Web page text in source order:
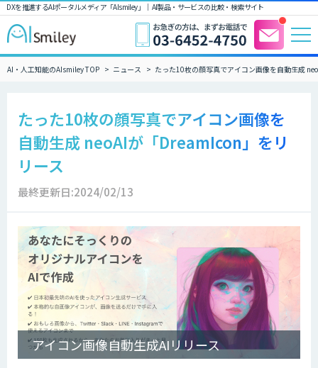
DXを推進するAIポータルメディア「AIsmiley」｜ AI製品・サービスの比較・検索サイト
AI・人工知能のAIsmiley TOP ニュース たった10枚の顔写真でアイコン画像を自動生成
たった10枚の顔写真でアイコン画像を
自動生成 neoAIが「DreamIcon」をリ
リース
最終更新日:2024/02/13
アイコン画像自動生成AIリリース